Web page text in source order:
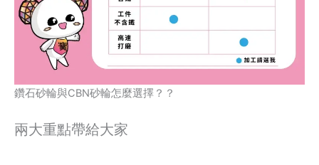
鑽石砂輪與CBN砂輪怎麼選擇？？
兩大重點帶給大家